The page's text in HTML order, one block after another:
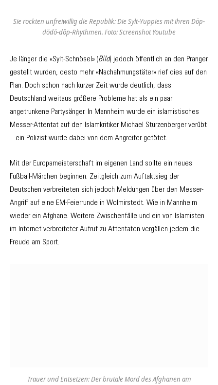
Sie rockten unfreiwillig die Republik: Die Sylt-Yuppies mit ihren Döp-
dödö-döp-Rhythmen. Foto: Screenshot Youtube
Je länger die «Sylt-Schnösel» (Bild) jedoch öffentlich an den Pranger
gestellt wurden, desto mehr «Nachahmungstäter» rief dies auf den
Plan. Doch schon nach kurzer Zeit wurde deutlich, dass
Deutschland weitaus größere Probleme hat als ein paar
angetrunkene Partysänger. In Mannheim wurde ein islamistisches
Messer-Attentat auf den Islamkritiker Michael Stürzenberger verübt
– ein Polizist wurde dabei von dem Angreifer getötet.
Mit der Europameisterschaft im eigenen Land sollte ein neues
Fußball-Märchen beginnen. Zeitgleich zum Auftaktsieg der
Deutschen verbreiteten sich jedoch Meldungen über den Messer-
Angriff auf eine EM-Feierrunde in Wolmirstedt. Wie in Mannheim
wieder ein Afghane. Weitere Zwischenfälle und ein von Islamisten
im Internet verbreiteter Aufruf zu Attentaten vergällen jedem die
Freude am Sport.
Trauer und Entsetzen: Der brutale Mord des Afghanen am